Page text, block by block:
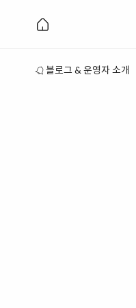
블로그 & 운영자 소개